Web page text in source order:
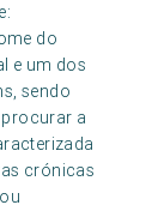
do
e um dos
sendo
a
crónicas